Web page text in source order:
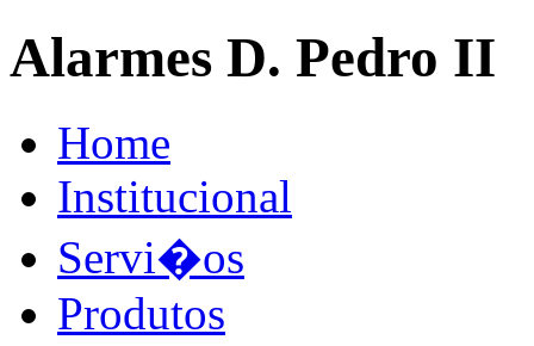
Alarmes D. Pedro II
Home
Institucional
Servi�os
Produtos